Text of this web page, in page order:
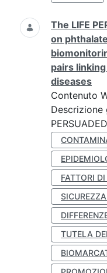
The LIFE
on
pairs
diseases
Contenuto
PERSUADED
FATTORI
TUTELA